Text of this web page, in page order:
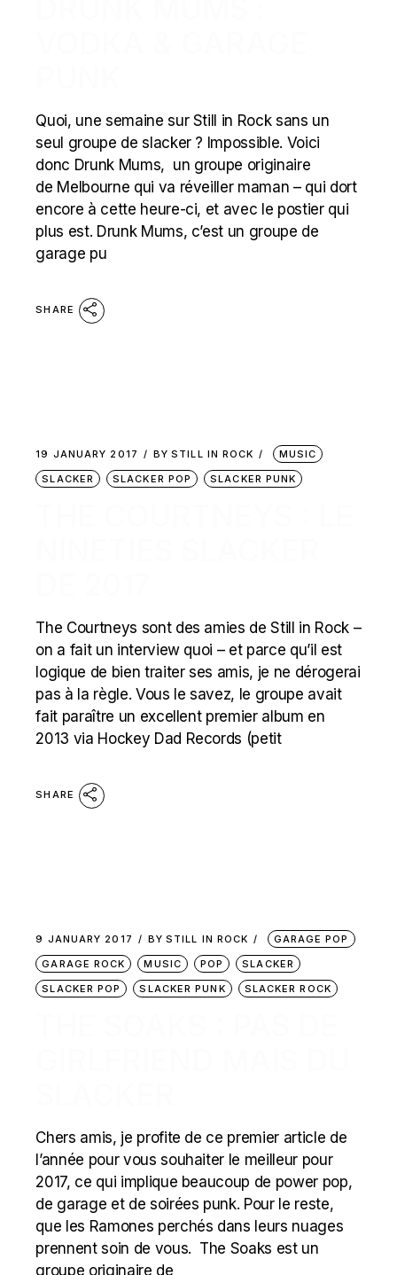
Quoi, une semaine sur Still in Rock sans un
seul groupe de slacker ? Impossible. Voici
donc Drunk Mums, un groupe originaire
de Melbourne qui va réveiller maman – qui dort
encore à cette heure-ci, et avec le postier qui
plus est. Drunk Mums, c’est un groupe de
garage pu
SHARE
19 JANUARY 2017 BY STILL IN ROCK
MUSIC
SLACKER
SLACKER POP SLACKER PUNK
The Courtneys sont des amies de Still in Rock –
on a fait un interview quoi – et parce qu’il est
logique de bien traiter ses amis, je ne dérogerai
pas à la règle. Vous le savez, le groupe avait
fait paraître un excellent premier album en
2013 via Hockey Dad Records (petit
SHARE
9 JANUARY 2017 BY STILL IN ROCK
GARAGE POP
GARAGE ROCK
MUSIC POP
SLACKER
SLACKER POP
SLACKER PUNK SLACKER ROCK
Chers amis, je profite de ce premier article de
l’année pour vous souhaiter le meilleur pour
2017, ce qui implique beaucoup de power pop,
de garage et de soirées punk. Pour le reste,
que les Ramones perchés dans leurs nuages
prennent soin de vous. The Soaks est un
groupe originaire de